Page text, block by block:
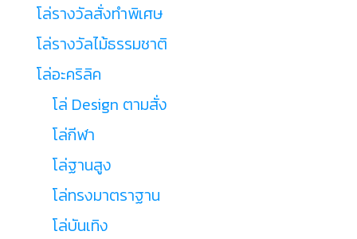
โล่รางวัลสั่งทำพิเศษ
โล่รางวัลไม้ธรรมชาติ
โล่อะคริลิค
โล่ Design ตามสั่ง
โล่กีฬา
โล่ฐานสูง
โล่ทรงมาตราฐาน
โล่บันเทิง